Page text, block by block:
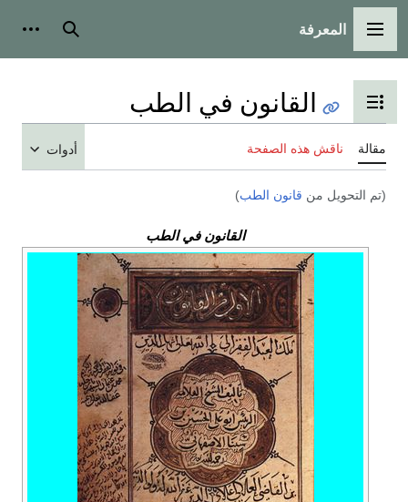
القائمة الرئيسية
المعرفة بحث
تبديل عرض جدول المحتويات
القانون في الطب
مقالة ناقش هذه الصفحة أدوات
(تم التحويل من قانون الطب)
القانون في الطب